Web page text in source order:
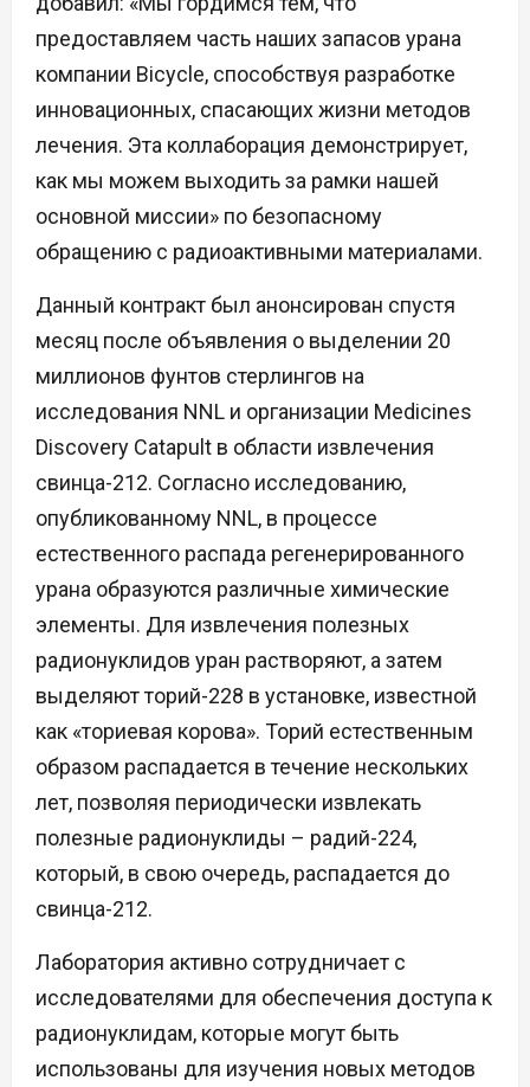
предоставляем часть наших запасов урана
компании Bicycle, способствуя разработке
инновационных, спасающих жизни методов
лечения. Эта коллаборация демонстрирует,
как мы можем выходить за рамки нашей
основной миссии» по безопасному
обращению с радиоактивными материалами.
Данный контракт был анонсирован спустя
месяц после объявления о выделении 20
миллионов фунтов стерлингов на
исследования NNL и организации Medicines
Discovery Catapult в области извлечения
свинца-212. Согласно исследованию,
опубликованному NNL, в процессе
естественного распада регенерированного
урана образуются различные химические
элементы. Для извлечения полезных
радионуклидов уран растворяют, а затем
выделяют торий-228 в установке, известной
как «ториевая корова». Торий естественным
образом распадается в течение нескольких
лет, позволяя периодически извлекать
полезные радионуклиды – радий-224,
который, в свою очередь, распадается до
свинца-212.
Лаборатория активно сотрудничает с
исследователями для обеспечения доступа к
радионуклидам, которые могут быть
использованы для изучения новых методов